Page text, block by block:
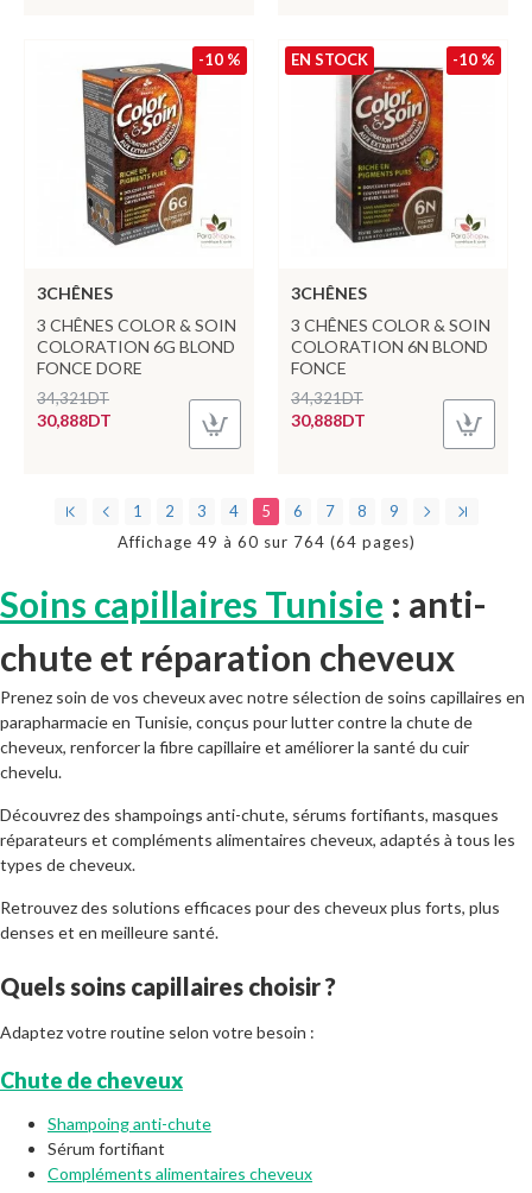
-10 %
3CHÊNES
3 CHÊNES COLOR & SOIN
COLORATION 6G BLOND
FONCE DORE
30,888DT
34,321DT
-10 %
EN STOCK
3CHÊNES
3 CHÊNES COLOR & SOIN
COLORATION 6N BLOND
FONCE
30,888DT
34,321DT
1 2 3 4 5 6 7 8
9
Affichage 49 à 60 sur 764 (64 pages)
Soins capillaires Tunisie : anti-
chute et réparation cheveux
Prenez soin de vos cheveux avec notre sélection de soins capillaires en
parapharmacie en Tunisie, conçus pour lutter contre la chute de
cheveux, renforcer la fibre capillaire et améliorer la santé du cuir
chevelu.
Découvrez des shampoings anti-chute, sérums fortifiants, masques
réparateurs et compléments alimentaires cheveux, adaptés à tous les
types de cheveux.
Retrouvez des solutions efficaces pour des cheveux plus forts, plus
denses et en meilleure santé.
Quels soins capillaires choisir ?
Adaptez votre routine selon votre besoin :
Chute de cheveux
Shampoing anti-chute
Sérum fortifiant
Compléments alimentaires cheveux